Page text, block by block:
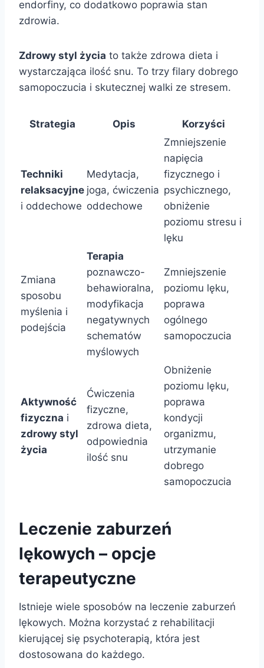
endorfiny, co dodatkowo poprawia stan
zdrowia.
Zdrowy styl życia to także zdrowa dieta i
wystarczająca ilość snu. To trzy filary dobrego
samopoczucia i skutecznej walki ze stresem.
Strategia Opis Korzyści
Techniki
relaksacyjne
i oddechowe
Medytacja,
joga, ćwiczenia
oddechowe
Zmniejszenie
napięcia
fizycznego i
psychicznego,
obniżenie
poziomu stresu i
lęku
Zmiana
sposobu
myślenia i
podejścia
Terapia
poznawczo-
behawioralna,
modyfikacja
negatywnych
schematów
myślowych
Zmniejszenie
poziomu lęku,
poprawa
ogólnego
samopoczucia
Aktywność
fizyczna i
zdrowy styl
życia
Ćwiczenia
fizyczne,
zdrowa dieta,
odpowiednia
ilość snu
Obniżenie
poziomu lęku,
poprawa
kondycji
organizmu,
utrzymanie
dobrego
samopoczucia
Leczenie zaburzeń
lękowych – opcje
terapeutyczne
Istnieje wiele sposobów na leczenie zaburzeń
lękowych. Można korzystać z rehabilitacji
kierującej się psychoterapią, która jest
dostosowana do każdego.